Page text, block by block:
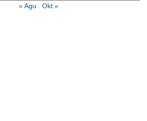
« Agu
Okt »